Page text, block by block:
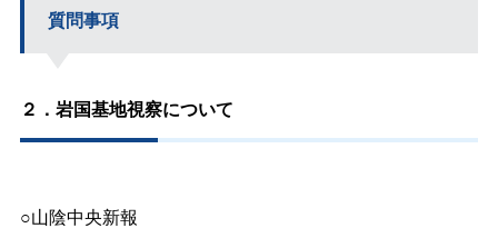
質問事項
２．岩国基地視察について
○山陰中央新報